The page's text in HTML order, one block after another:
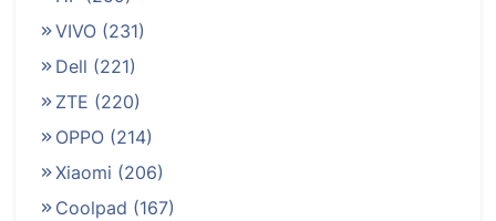
VIVO (231)
Dell (221)
ZTE (220)
OPPO (214)
Xiaomi (206)
Coolpad (167)